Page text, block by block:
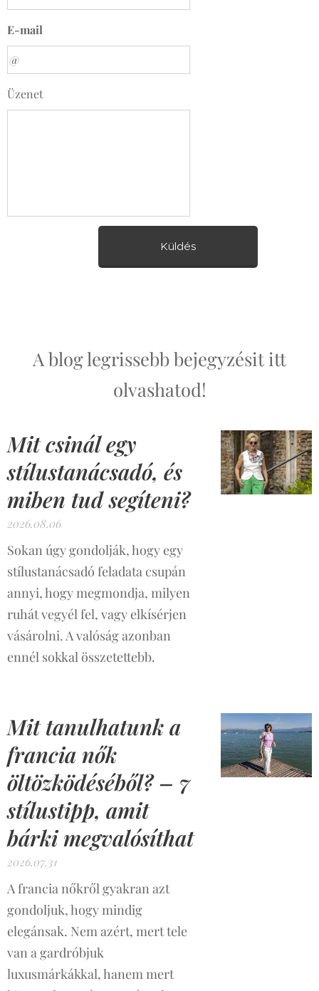
E-mail
Üzenet
Küldés
A blog legrissebb bejegyzésit itt
olvashatod!
Mit csinál egy
stílustanácsadó, és
miben tud segíteni?
2026.08.06
Sokan úgy gondolják, hogy egy
stílustanácsadó feladata csupán
annyi, hogy megmondja, milyen
ruhát vegyél fel, vagy elkísérjen
vásárolni. A valóság azonban
ennél sokkal összetettebb.
Mit tanulhatunk a
francia nők
öltözködéséből? – 7
stílustipp, amit
bárki megvalósíthat
2026.07.31
A francia nőkről gyakran azt
gondoljuk, hogy mindig
elegánsak. Nem azért, mert tele
van a gardróbjuk
luxusmárkákkal, hanem mert